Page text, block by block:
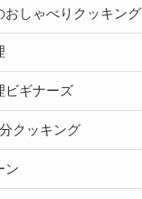
おしゃべりクッキング
ビギナーズ
クッキング
ン